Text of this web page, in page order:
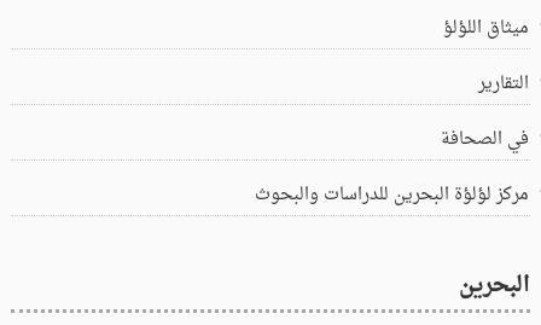
ميثاق اللؤلؤ
التقارير
في الصحافة
مركز لؤلؤة البحرين للدراسات والبحوث
البحرين